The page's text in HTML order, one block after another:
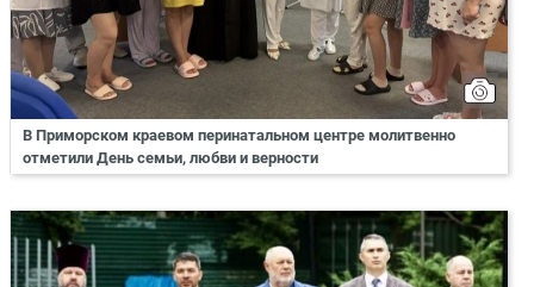
В Приморском краевом перинатальном центре молитвенно
отметили День семьи, любви и верности